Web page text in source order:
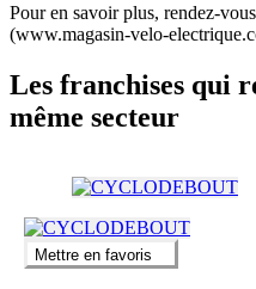
Pour en savoir plus, rendez-
(www.magasin-velo-
Les franchises qui
même secteur
Mettre en favoris